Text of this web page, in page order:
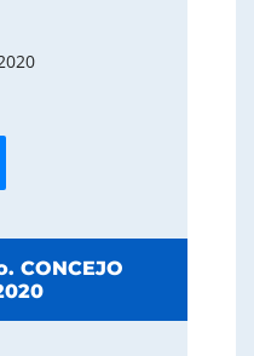
CONCEJO